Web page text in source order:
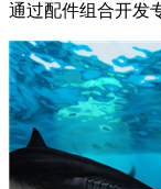
通过配件组合开发